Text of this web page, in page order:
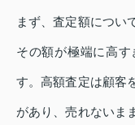
まず、査定額につい
その額が極端に高
す。高額査定は顧客
があり、売れないま